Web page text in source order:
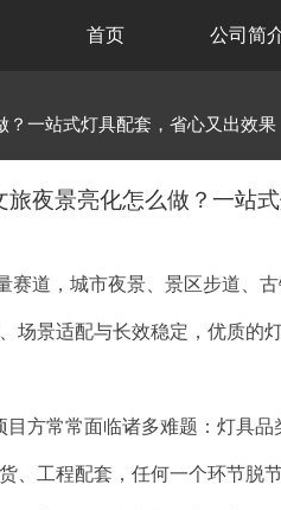
首页 公司简
？一站式灯具配套，省心又出效果
旅夜景亮化怎么做？一站
道，城市夜景、景区步道、古
场景适配与长效稳定，优质
方常常面临诸多难题：灯具
、工程配套，任何一个环节脱